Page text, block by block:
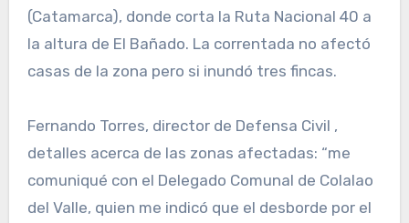
(Catamarca), donde corta la Ruta Nacional 40 a
la altura de El Bañado. La correntada no afectó
casas de la zona pero si inundó tres fincas.
Fernando Torres, director de Defensa Civil ,
detalles acerca de las zonas afectadas: “me
comuniqué con el Delegado Comunal de Colalao
del Valle, quien me indicó que el desborde por el